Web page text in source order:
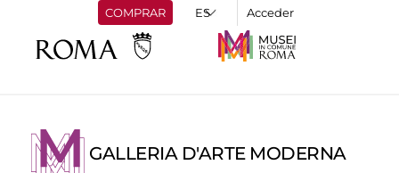
COMPRAR Acceder
GALLERIA D'ARTE MODERNA